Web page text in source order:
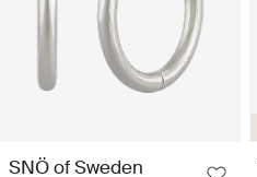
SNÖ of Sweden